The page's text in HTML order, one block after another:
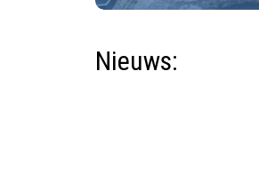
Nieuws: